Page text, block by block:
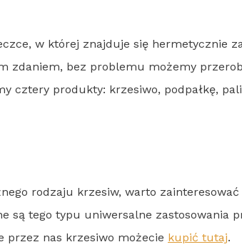
w której znajduje się hermetycznie
zdaniem, bez problemu możemy
cztery produkty: krzesiwo, podpałkę,
rodzaju krzesiw, warto
tego typu uniwersalne zastosowania
przez nas krzesiwo możecie kupić tutaj.